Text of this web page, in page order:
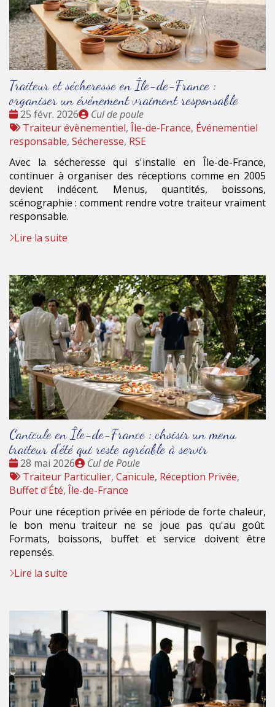
Traiteur et sécheresse en Île-de-France :
organiser un événement vraiment responsable
Date
:
25 févr. 2026
Publié
par
Cul de poule
Tags
:
Traiteur évènementiel, Île-de-France, Événementiel
responsable, Sécheresse, RSE
Avec la sécheresse qui s'installe en Île-de-France,
continuer à organiser des réceptions comme en 2005
devient indécent. Menus, quantités, boissons,
scénographie : comment rendre votre traiteur vraiment
responsable.
Lire la suite
Canicule en Île-de-France : choisir un menu
traiteur d'été qui reste agréable à servir
Date
:
28 mai 2026
Publié
par
Cul de Poule
Tags
:
Traiteur Particulier, Canicule, Réception Privée,
Buffet d'Été, Île-de-France
Pour une réception privée en période de forte chaleur,
le bon menu traiteur ne se joue pas qu'au goût.
Formats, boissons, buffet et service doivent être
repensés.
Lire la suite